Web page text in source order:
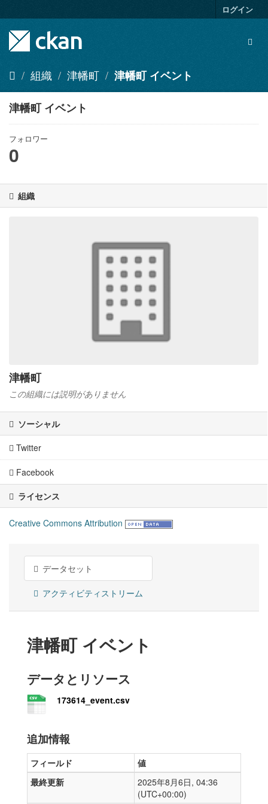
キ
容
ログイン
組織 津幡町 津幡町 イベント
津幡町 イベント
フォロワー
0
組織
津幡町
この組織には説明がありません
ソーシャル
Twitter
Facebook
ライセンス
Creative Commons Attribution
データセット
アクティビティストリーム
津幡町 イベント
データとリソース
173614_event.csv
追加情報
フィールド
値
最終更新
2025年8月6日, 04:36
(UTC+00:00)